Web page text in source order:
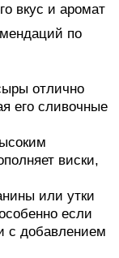
вкус и аромат
по
отлично
его сливочные
виски,
или утки
если
с добавлением